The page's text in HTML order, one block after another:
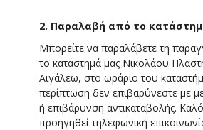
2. Παραλαβή από το
Μπορείτε να παραλάβετε τη
το κατάστημά μας Νικολάου
Αιγάλεω, στο ωράριο του
περίπτωση δεν επιβαρύνεστε με
ή επιβάρυνση αντικαταβολής.
προηγηθεί τηλεφωνική